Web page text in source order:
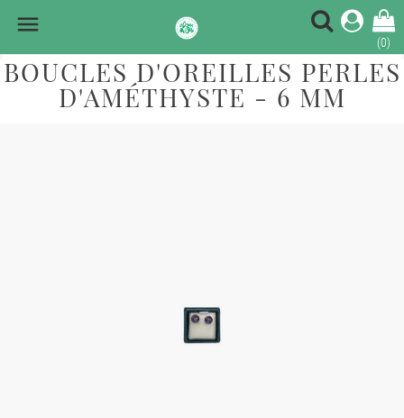

(0)
BOUCLES D'OREILLES PERLES
D'AMÉTHYSTE - 6 MM